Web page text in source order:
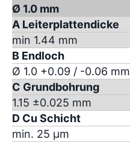
Ø 1.0 mm
A Leiterplattendicke
min 1.44 mm
B Endloch
Ø 1.0 +0.09 / -0.06 mm
C Grundbohrung
1.15 ±0.025 mm
D Cu Schicht
min. 25 µm